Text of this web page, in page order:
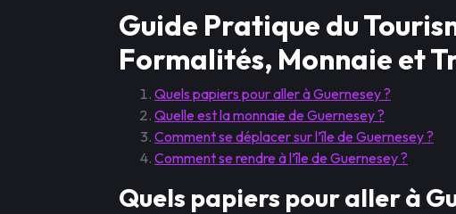
Guide Pratique du
Formalités, Monnaie et
Quels papiers pour aller à Guernesey ?
Quelle est la monnaie de Guernesey ?
Comment se déplacer sur l’île de Guernesey ?
Comment se rendre à l’île de Guernesey ?
Quels papiers pour aller à